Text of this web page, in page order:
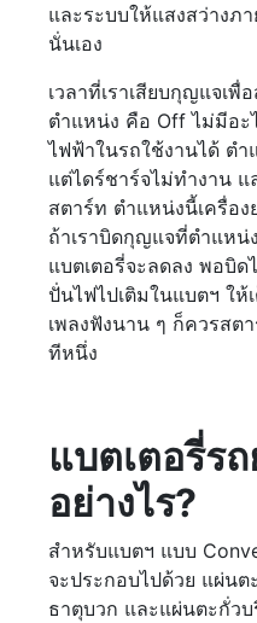
และระบบให้แสงสว่างภ
นั่นเอง
เวลาที่เราเสียบกุญแจเ
ตำแหน่ง คือ Off ไม่มีอ
ไฟฟ้าในรถใช้งานได้ ตำ
แต่ไดร์ชาร์จไม่ทำงาน
สตาร์ท ตำแหน่งนี้เครื่อ
ถ้าเราบิดกุญแจที่ตำแหน่
แบตเตอรี่จะลดลง พอบิด
ปั่นไฟไปเติมในแบตฯ ให้
เพลงฟังนาน ๆ ก็ควรสต
ทีหนึ่ง
แบตเตอรี่ร
อย่างไร?
สำหรับแบตฯ แบบ
จะประกอบไปด้วย แผ่น
ธาตุบวก และแผ่นตะกั่ว